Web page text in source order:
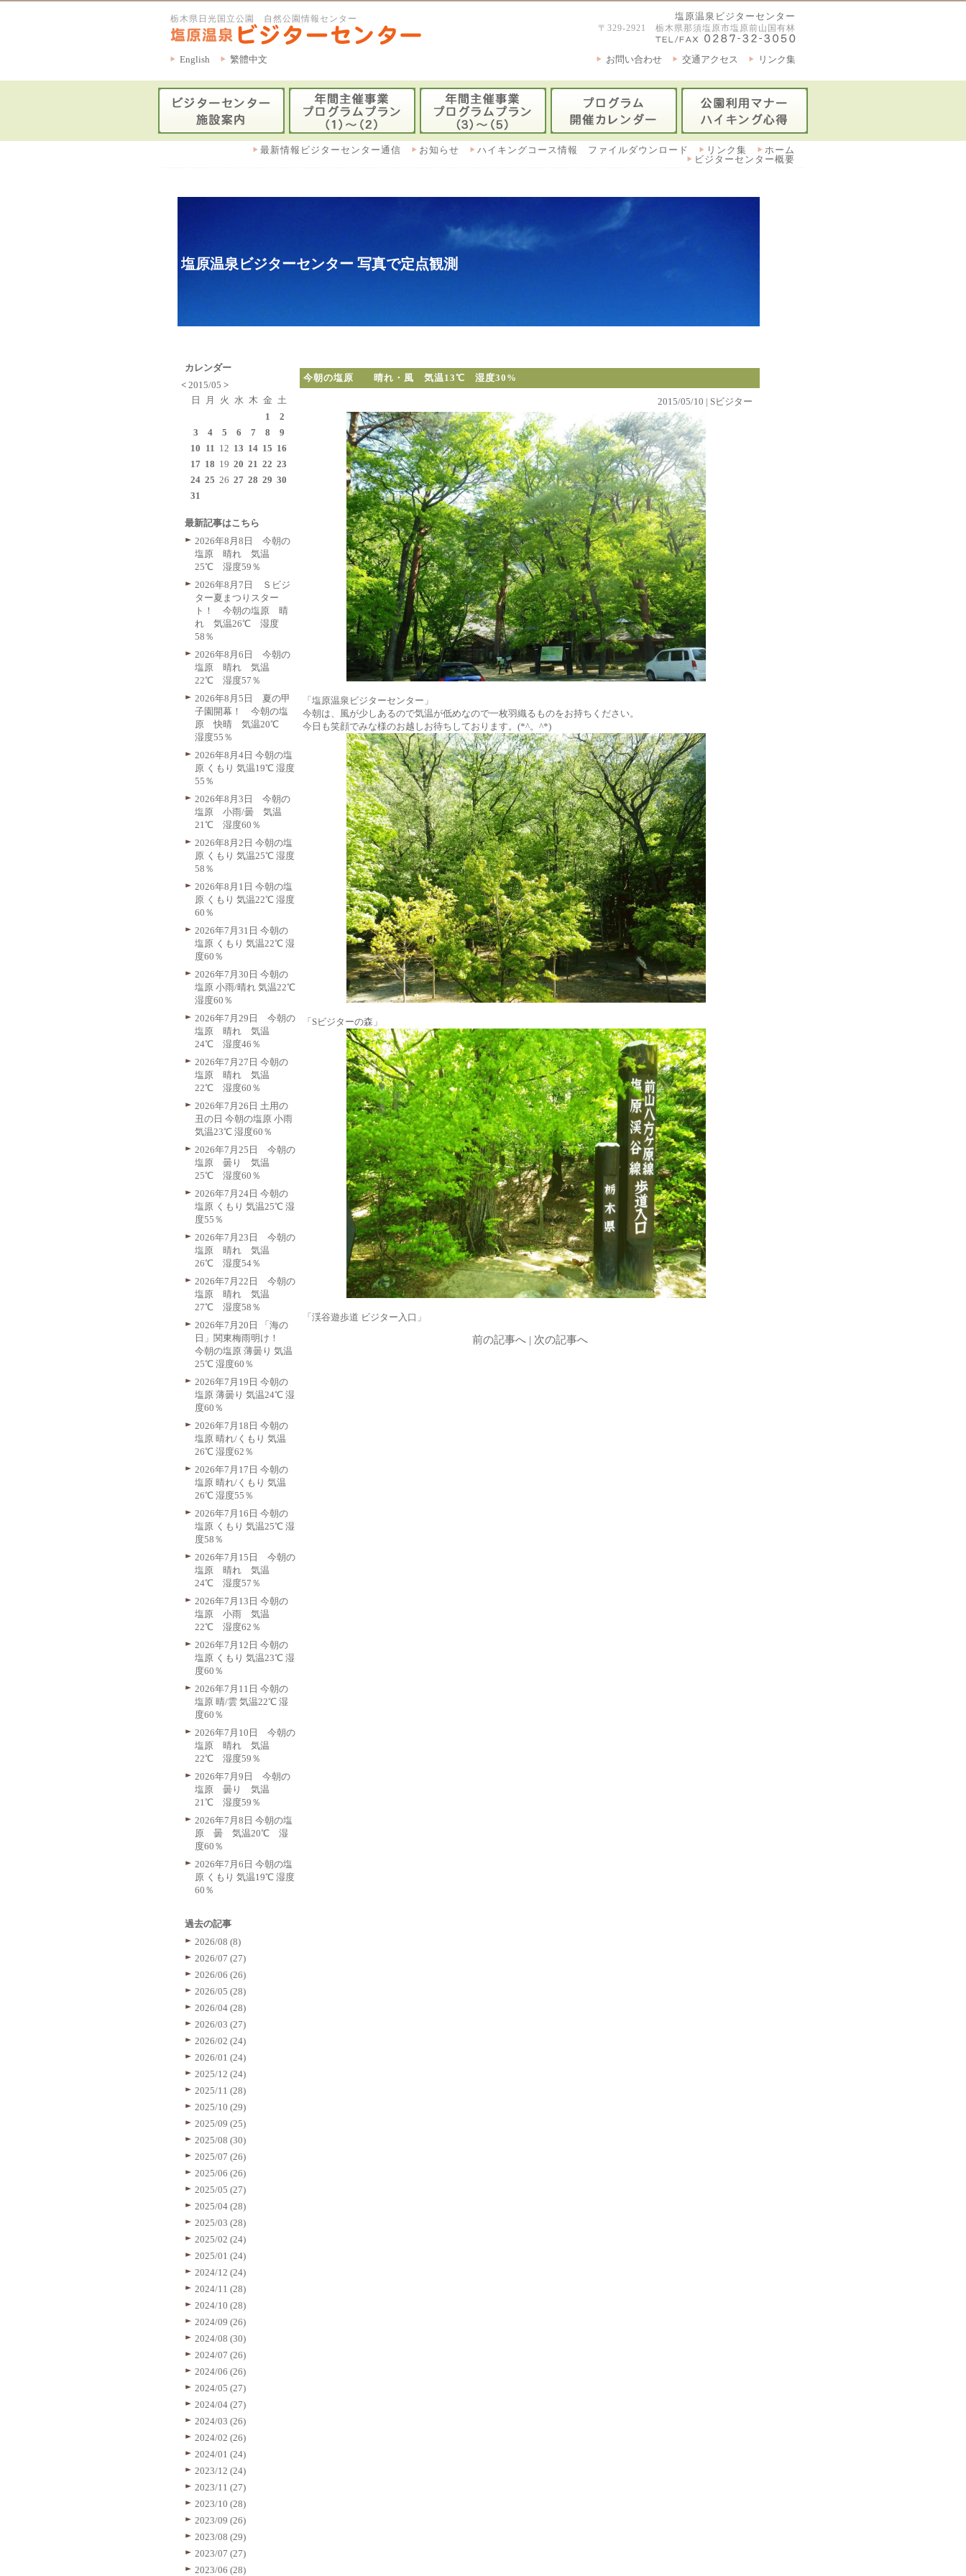
栃木県日光国立公園 自然公園情報センター 塩原温泉ビジターセンター
〒329-2921 栃木県那須塩原市塩原前山国有林
English 繁體中文 リンク集
交通アクセス
お問い合わせ
ホーム
リンク集
ハイキングコース情報 ファイルダウンロード
お知らせ
最新情報ビジターセンター通信
ビジターセンター概要
塩原温泉ビジターセンター 写真で定点観測
今朝の塩原 晴れ・風 気温13℃ 湿度30%
2015/05/10 | Sビジター
「塩原温泉ビジターセンター」
今朝は、風が少しあるので気温が低めなので一枚羽織るものをお持ちください。
今日も笑顔でみな様のお越しお待ちしております。(*^。^*)
「Sビジターの森」
「渓谷遊歩道 ビジター入口」
前の記事へ| 次の記事へ
カレンダー
< 2015/05 >
日
月 火 水 木 金 土
1
2
3
4 5 6 7 8
9
10 11 12 13 14 15 16
17 18 19 20 21 22 23
24 25 26 27 28 29 30
31
最新記事はこちら
2026年8月8日 今朝の
塩原 晴れ 気温
25℃ 湿度59％
2026年8月7日 Ｓビジ
ター夏まつりスター
ト！ 今朝の塩原 晴
れ 気温26℃ 湿度
58％
2026年8月6日 今朝の
塩原 晴れ 気温
22℃ 湿度57％
2026年8月5日 夏の甲
子園開幕！ 今朝の塩
原 快晴 気温20℃
湿度55％
2026年8月4日 今朝の塩
原 くもり 気温19℃ 湿度
55％
2026年8月3日 今朝の
塩原 小雨/曇 気温
21℃ 湿度60％
2026年8月2日 今朝の塩
原 くもり 気温25℃ 湿度
58％
2026年8月1日 今朝の塩
原 くもり 気温22℃ 湿度
60％
2026年7月31日 今朝の
塩原 くもり 気温22℃ 湿
度60％
2026年7月30日 今朝の
塩原 小雨/晴れ 気温22℃
湿度60％
2026年7月29日 今朝の
塩原 晴れ 気温
24℃ 湿度46％
2026年7月27日 今朝の
塩原 晴れ 気温
22℃ 湿度60％
2026年7月26日 土用の
丑の日 今朝の塩原 小雨
気温23℃ 湿度60％
2026年7月25日 今朝の
塩原 曇り 気温
25℃ 湿度60％
2026年7月24日 今朝の
塩原 くもり 気温25℃ 湿
度55％
2026年7月23日 今朝の
塩原 晴れ 気温
26℃ 湿度54％
2026年7月22日 今朝の
塩原 晴れ 気温
27℃ 湿度58％
2026年7月20日 「海の
日」関東梅雨明け！
今朝の塩原 薄曇り 気温
25℃ 湿度60％
2026年7月19日 今朝の
塩原 薄曇り 気温24℃ 湿
度60％
2026年7月18日 今朝の
塩原 晴れ/くもり 気温
26℃ 湿度62％
2026年7月17日 今朝の
塩原 晴れ/くもり 気温
26℃ 湿度55％
2026年7月16日 今朝の
塩原 くもり 気温25℃ 湿
度58％
2026年7月15日 今朝の
塩原 晴れ 気温
24℃ 湿度57％
2026年7月13日 今朝の
塩原 小雨 気温
22℃ 湿度62％
2026年7月12日 今朝の
塩原 くもり 気温23℃ 湿
度60％
2026年7月11日 今朝の
塩原 晴/雲 気温22℃ 湿
度60％
2026年7月10日 今朝の
塩原 晴れ 気温
22℃ 湿度59％
2026年7月9日 今朝の
塩原 曇り 気温
21℃ 湿度59％
2026年7月8日 今朝の塩
原 曇 気温20℃ 湿
度60％
2026年7月6日 今朝の塩
原 くもり 気温19℃ 湿度
60％
過去の記事
2026/08 (8)
2026/07 (27)
2026/06 (26)
2026/05 (28)
2026/04 (28)
2026/03 (27)
2026/02 (24)
2026/01 (24)
2025/12 (24)
2025/11 (28)
2025/10 (29)
2025/09 (25)
2025/08 (30)
2025/07 (26)
2025/06 (26)
2025/05 (27)
2025/04 (28)
2025/03 (28)
2025/02 (24)
2025/01 (24)
2024/12 (24)
2024/11 (28)
2024/10 (28)
2024/09 (26)
2024/08 (30)
2024/07 (26)
2024/06 (26)
2024/05 (27)
2024/04 (27)
2024/03 (26)
2024/02 (26)
2024/01 (24)
2023/12 (24)
2023/11 (27)
2023/10 (28)
2023/09 (26)
2023/08 (29)
2023/07 (27)
2023/06 (28)